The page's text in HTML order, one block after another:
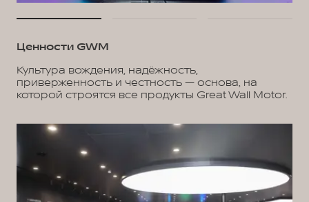
Ценности GWM
Культура вождения, надёжность,
приверженность и честность — основа, на
которой строятся все продукты Great Wall Motor.